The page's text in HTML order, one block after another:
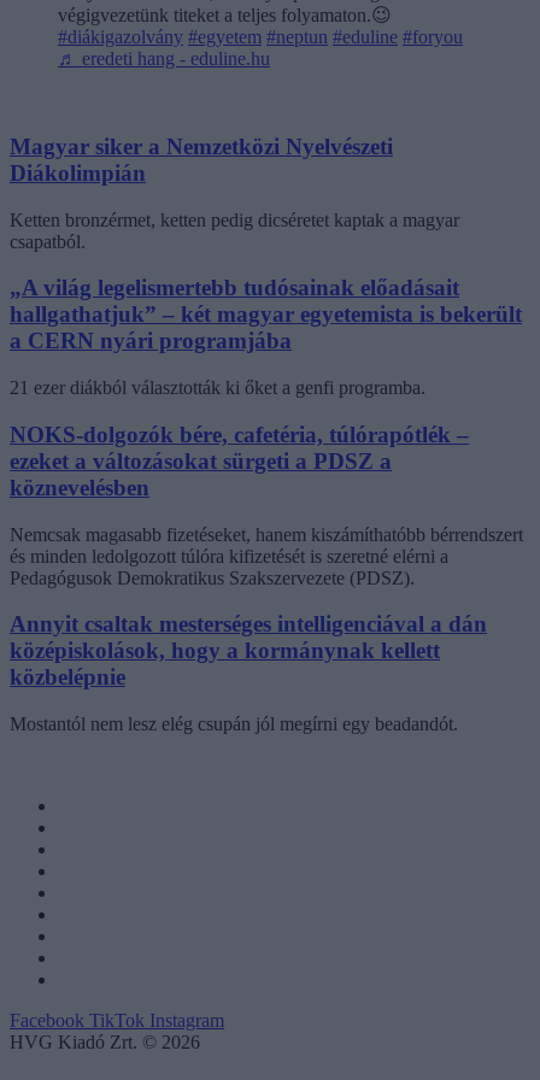
végigvezetünk titeket a teljes folyamaton.😉
#diákigazolvány #egyetem #neptun #eduline #foryou
♬ eredeti hang - eduline.hu
Magyar siker a Nemzetközi Nyelvészeti
Diákolimpián
Ketten bronzérmet, ketten pedig dicséretet kaptak a magyar
csapatból.
„A világ legelismertebb tudósainak előadásait
hallgathatjuk” – két magyar egyetemista is bekerült
a CERN nyári programjába
21 ezer diákból választották ki őket a genfi programba.
NOKS-dolgozók bére, cafetéria, túlórapótlék –
ezeket a változásokat sürgeti a PDSZ a
köznevelésben
Nemcsak magasabb fizetéseket, hanem kiszámíthatóbb bérrendszert
és minden ledolgozott túlóra kifizetését is szeretné elérni a
Pedagógusok Demokratikus Szakszervezete (PDSZ).
Annyit csaltak mesterséges intelligenciával a dán
középiskolások, hogy a kormánynak kellett
közbelépnie
Mostantól nem lesz elég csupán jól megírni egy beadandót.
Facebook TikTok Instagram
HVG Kiadó Zrt. © 2026